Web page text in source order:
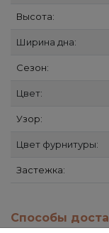
Высота:
Ширина дна:
Сезон:
Цвет:
Узор:
Цвет фурнитуры:
Застежка:
Способы